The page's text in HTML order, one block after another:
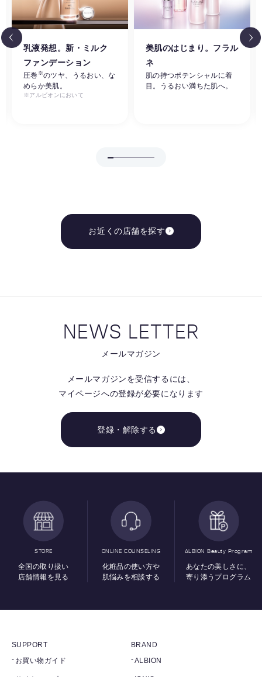
乳液発想。新・ミルク
ファンデーション
圧巻 ※のツヤ、うるおい、な
めらか美肌。
※アルビオンにおいて
美肌のはじまり。フラル
ネ
肌の持つポテンシャルに着
目。うるおい満ちた肌へ。
お近くの店舗を探す
NEWS LETTER
メールマガジン
メールマガジンを受信するには、
マイページへの登録が必要になります
登録・解除する
STORE
全国の取り扱い
店舗情報を見る
ONLINE COUNSELING
化粧品の使い方や
肌悩みを相談する
ALBION Beauty Program
あなたの美しさに、
寄り添うプログラム
SUPPORT
お買い物ガイド
BRAND
ALBION